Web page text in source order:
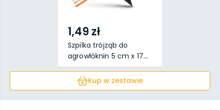
1,49 zł
Szpilka trójząb do
agrowłóknin 5 cm x 17...
Kup w zestawie